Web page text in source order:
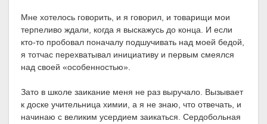
Мне хотелось говорить, и я говорил, и товарищи мои
терпеливо ждали, когда я выскажусь до конца. И если
кто-то пробовал поначалу подшучивать над моей бедой,
я тотчас перехватывал инициативу и первым смеялся
над своей «особенностью».
Зато в школе заикание меня не раз выручало. Вызывает
к доске учительница химии, а я не знаю, что отвечать, и
начинаю с великим усердием заикаться. Сердобольная